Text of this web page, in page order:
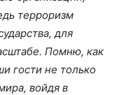
терроризм
для
Помню, как
гости не только
войдя в